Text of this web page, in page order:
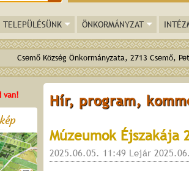
TELEPÜLÉSÜNK ÖNKORMÁNYZAT
Csemő Község Önkormányzata, 2713
van! Hír, program,
Múzeumok Éjszakája
2025.06.05. 11:49 Lejár